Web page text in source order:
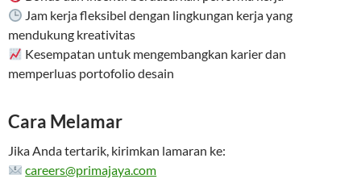
Jam kerja fleksibel dengan lingkungan kerja yang
mendukung kreativitas
Kesempatan untuk mengembangkan karier dan
memperluas portofolio desain
Cara Melamar
Jika Anda tertarik, kirimkan lamaran ke:
careers@primajaya.com